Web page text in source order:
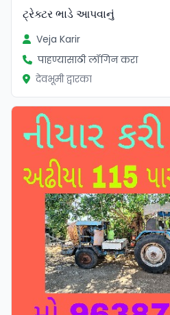
ટ્રેક્ટર ભાડે આપવાનું
Veja Karir
पाहण्यासाठी लॉगिन करा
देवभूमी द्वारका